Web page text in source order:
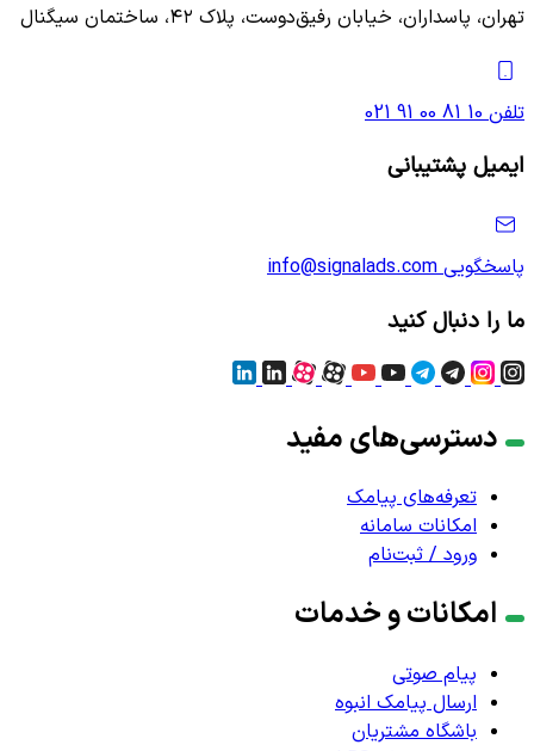
تهران، پاسداران، خیابان رفیق‌دوست، پلاک ۴۲، ساختمان سیگنال
تلفن 021 91 00 81 10
ایمیل پشتیبانی
پاسخگویی info@signalads.com
ما را دنبال کنید
دسترسی‌های مفید
تعرفه‌های پیامک
امکانات سامانه
ورود / ثبت‌نام
امکانات و خدمات
پیام صوتی
ارسال پیامک انبوه
باشگاه مشتریان